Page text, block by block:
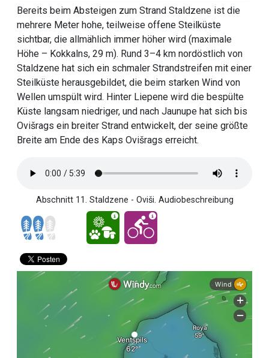
Bereits beim Absteigen zum Strand Staldzene ist die
mehrere Meter hohe, teilweise offene Steilküste
sichtbar, die allmählich immer höher wird (maximale
Höhe – Kokkalns, 29 m). Rund 3–4 km nordöstlich von
Staldzene hat sich ein schmaler Strandstreifen mit einer
Steilküste herausgebildet, die beim starken Wind von
Wellen umspült wird. Hinter Liepene wird die bespülte
Küste langsam niedriger, und nach Jaunupe hat sich bis
Ovišrags ein breiter Strand entwickelt, der seine größte
Breite am Ende des Kaps Ovišrags erreicht.
Abschnitt 11. Staldzene - Oviši. Audiobeschreibung